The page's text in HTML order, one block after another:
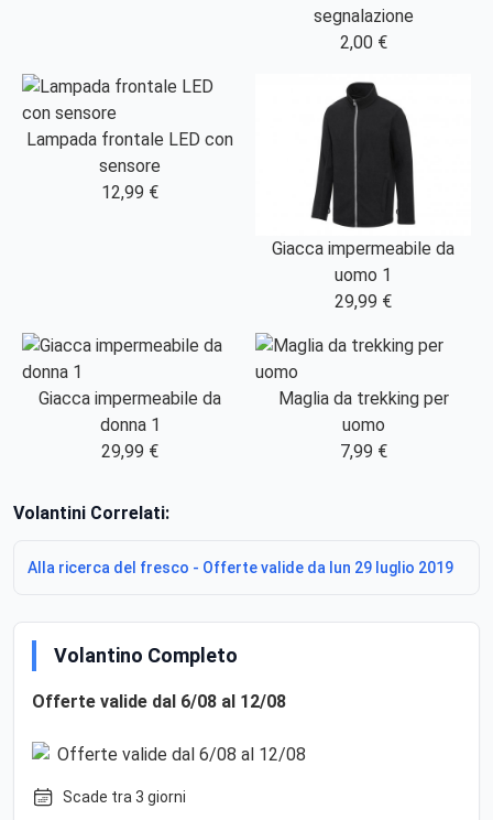
segnalazione
2,00 €
Lampada frontale LED con
sensore
12,99 €
Giacca impermeabile da
uomo 1
29,99 €
Giacca impermeabile da
donna 1
29,99 €
Maglia da trekking per
uomo
7,99 €
Volantini Correlati:
Alla ricerca del fresco - Offerte valide da lun 29 luglio 2019
Volantino Completo
Offerte valide dal 6/08 al 12/08
Scade tra 3 giorni